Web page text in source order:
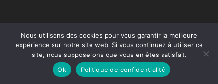
Nous utilisons des cookies pour vous garantir la meilleure
expérience sur notre site web. Si vous continuez à utiliser ce
site, nous supposerons que vous en êtes satisfait.
Ok
Politique de confidentialité